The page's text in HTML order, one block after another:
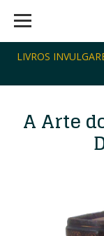
LIVROS
A Arte